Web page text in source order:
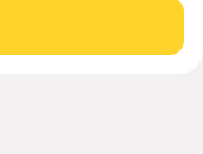
49 квартир,